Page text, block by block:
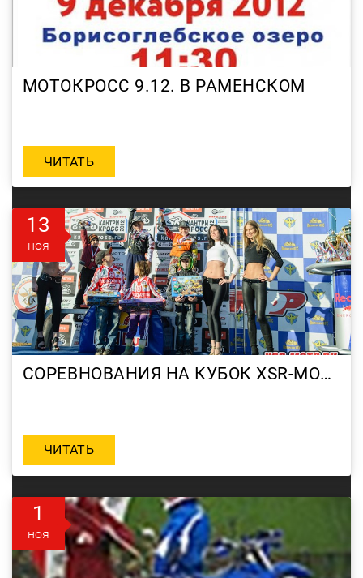
МОТОКРОСС 9.12. В РАМЕНСКОМ
ЧИТАТЬ
13
ноя
СОРЕВНОВАНИЯ НА КУБОК XSR-MOTO. ТРЕТИЙ ЭТАП И НАШИ ПОБЕДИТЕЛИ.
ЧИТАТЬ
1
ноя